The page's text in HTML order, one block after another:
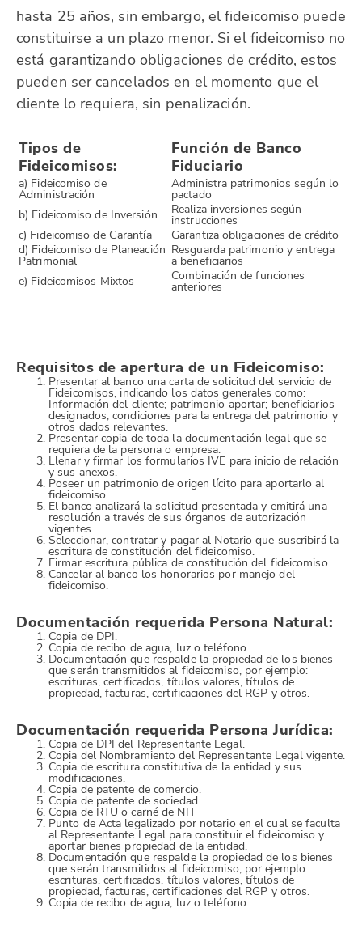
hasta 25 años, sin embargo, el fideicomiso puede
constituirse a un plazo menor. Si el fideicomiso no
está garantizando obligaciones de crédito, estos
pueden ser cancelados en el momento que el
cliente lo requiera, sin penalización.
Tipos de
Fideicomisos:
Función de Banco
Fiduciario
a) Fideicomiso de
Administración
Administra patrimonios según lo
pactado
b) Fideicomiso de Inversión
Realiza inversiones según
instrucciones
c) Fideicomiso de Garantía
Garantiza obligaciones de crédito
d) Fideicomiso de Planeación
Patrimonial
Resguarda patrimonio y entrega
a beneficiarios
e) Fideicomisos Mixtos
Combinación de funciones
anteriores
Requisitos de apertura de un Fideicomiso:
Presentar al banco una carta de solicitud del servicio de
Fideicomisos, indicando los datos generales como:
Información del cliente; patrimonio aportar; beneficiarios
designados; condiciones para la entrega del patrimonio y
otros dados relevantes.
Presentar copia de toda la documentación legal que se
requiera de la persona o empresa.
Llenar y firmar los formularios IVE para inicio de relación
y sus anexos.
Poseer un patrimonio de origen lícito para aportarlo al
fideicomiso.
El banco analizará la solicitud presentada y emitirá una
resolución a través de sus órganos de autorización
vigentes.
Seleccionar, contratar y pagar al Notario que suscribirá la
escritura de constitución del fideicomiso.
Firmar escritura pública de constitución del fideicomiso.
Cancelar al banco los honorarios por manejo del
fideicomiso.
Documentación requerida Persona Natural:
Copia de DPI.
Copia de recibo de agua, luz o teléfono.
Documentación que respalde la propiedad de los bienes
que serán transmitidos al fideicomiso, por ejemplo:
escrituras, certificados, títulos valores, títulos de
propiedad, facturas, certificaciones del RGP y otros.
Documentación requerida Persona Jurídica:
Copia de DPI del Representante Legal.
Copia del Nombramiento del Representante Legal vigente.
Copia de escritura constitutiva de la entidad y sus
modificaciones.
Copia de patente de comercio.
Copia de patente de sociedad.
Copia de RTU o carné de NIT
Punto de Acta legalizado por notario en el cual se faculta
al Representante Legal para constituir el fideicomiso y
aportar bienes propiedad de la entidad.
Documentación que respalde la propiedad de los bienes
que serán transmitidos al fideicomiso, por ejemplo:
escrituras, certificados, títulos valores, títulos de
propiedad, facturas, certificaciones del RGP y otros.
Copia de recibo de agua, luz o teléfono.